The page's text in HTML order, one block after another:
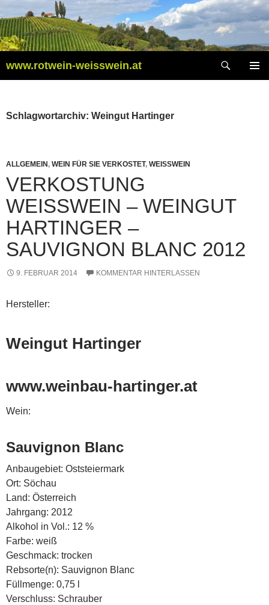
Inhalt
springen
www.rotwein-weisswein.at
Schlagwortarchiv: Weingut Hartinger
ALLGEMEIN , WEIN FÜR SIE VERKOSTET, WEISSWEIN
VERKOSTUNG
WEISSWEIN – WEINGUT H
ARTINGER – S
AUVIGNON BLANC 2012
9. FEBRUAR 2014 KOMMENTAR HINTERLASSEN
Hersteller:
Weingut Hartinger
www.weinbau-hartinger.at
Wein:
Sauvignon Blanc
Anbaugebiet: Oststeiermark
Ort: Söchau
Land: Österreich
Jahrgang: 2012
Alkohol in Vol.: 12 %
Farbe: weiß
Geschmack: trocken
Rebsorte(n): Sauvignon Blanc
Füllmenge: 0,75 l
Verschluss: Schrauber